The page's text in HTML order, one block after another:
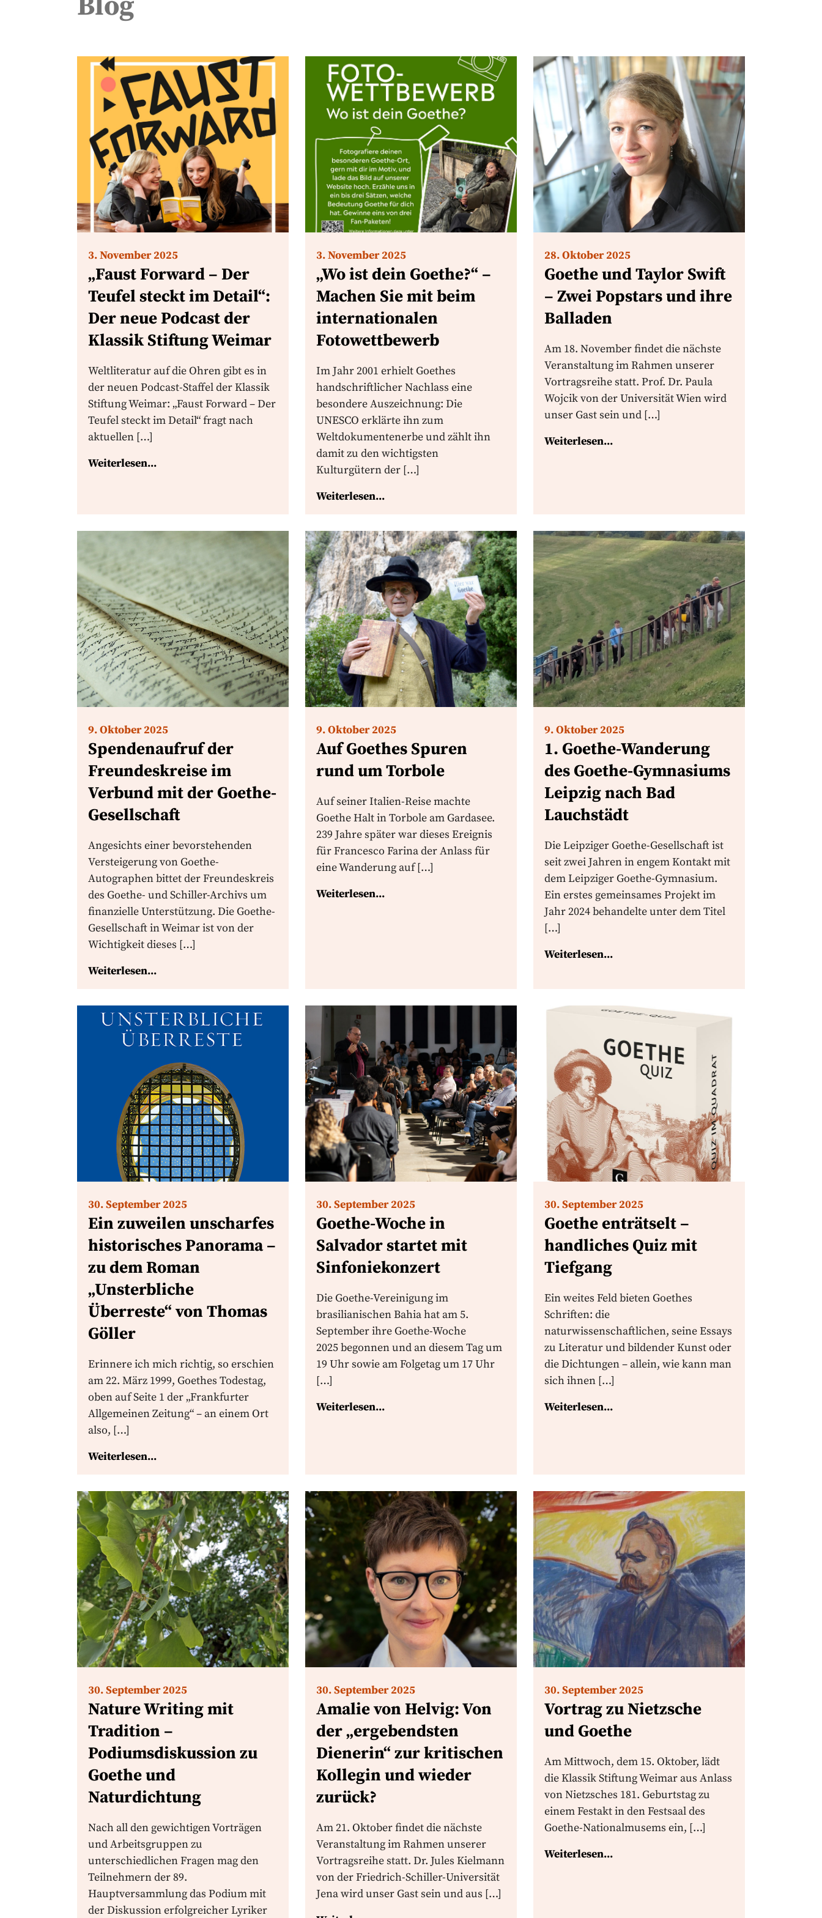
3. November 2025
„Faust Forward – Der
Teufel steckt im Detail“:
Der neue Podcast der
Klassik Stiftung Weimar
Weltliteratur auf die Ohren gibt es in
der neuen Podcast-Staffel der Klassik
Stiftung Weimar: „Faust Forward – Der
Teufel steckt im Detail“ fragt nach
aktuellen […]
Weiterlesen...
3. November 2025
„Wo ist dein Goethe?“ –
Machen Sie mit beim
internationalen
Fotowettbewerb
Im Jahr 2001 erhielt Goethes
handschriftlicher Nachlass eine
besondere Auszeichnung: Die
UNESCO erklärte ihn zum
Weltdokumentenerbe und zählt ihn
damit zu den wichtigsten
Kulturgütern der […]
Weiterlesen...
28. Oktober 2025
Goethe und Taylor Swift
– Zwei Popstars und ihre
Balladen
Am 18. November findet die nächste
Veranstaltung im Rahmen unserer
Vortragsreihe statt. Prof. Dr. Paula
Wojcik von der Universität Wien wird
unser Gast sein und […]
Weiterlesen...
9. Oktober 2025
Spendenaufruf der
Freundeskreise im
Verbund mit der Goethe-
Gesellschaft
Angesichts einer bevorstehenden
Versteigerung von Goethe-
Autographen bittet der Freundeskreis
des Goethe- und Schiller-Archivs um
finanzielle Unterstützung. Die Goethe-
Gesellschaft in Weimar ist von der
Wichtigkeit dieses […]
Weiterlesen...
9. Oktober 2025
Auf Goethes Spuren
rund um Torbole
Auf seiner Italien-Reise machte
Goethe Halt in Torbole am Gardasee.
239 Jahre später war dieses Ereignis
für Francesco Farina der Anlass für
eine Wanderung auf […]
Weiterlesen...
9. Oktober 2025
1. Goethe-Wanderung
des Goethe-Gymnasiums
Leipzig nach Bad
Lauchstädt
Die Leipziger Goethe-Gesellschaft ist
seit zwei Jahren in engem Kontakt mit
dem Leipziger Goethe-Gymnasium.
Ein erstes gemeinsames Projekt im
Jahr 2024 behandelte unter dem Titel
[…]
Weiterlesen...
30. September 2025
Ein zuweilen unscharfes
historisches Panorama –
zu dem Roman
„Unsterbliche
Überreste“ von Thomas
Göller
Erinnere ich mich richtig, so erschien
am 22. März 1999, Goethes Todestag,
oben auf Seite 1 der „Frankfurter
Allgemeinen Zeitung“ – an einem Ort
also, […]
Weiterlesen...
30. September 2025
Goethe-Woche in
Salvador startet mit
Sinfoniekonzert
Die Goethe-Vereinigung im
brasilianischen Bahia hat am 5.
September ihre Goethe-Woche
2025 begonnen und an diesem Tag um
19 Uhr sowie am Folgetag um 17 Uhr
[…]
Weiterlesen...
30. September 2025
Goethe enträtselt –
handliches Quiz mit
Tiefgang
Ein weites Feld bieten Goethes
Schriften: die
naturwissenschaftlichen, seine Essays
zu Literatur und bildender Kunst oder
die Dichtungen – allein, wie kann man
sich ihnen […]
Weiterlesen...
30. September 2025
Nature Writing mit
Tradition –
Podiumsdiskussion zu
Goethe und
Naturdichtung
Nach all den gewichtigen Vorträgen
und Arbeitsgruppen zu
unterschiedlichen Fragen mag den
Teilnehmern der 89.
Hauptversammlung das Podium mit
der Diskussion erfolgreicher Lyriker
30. September 2025
Amalie von Helvig: Von
der „ergebendsten
Dienerin“ zur kritischen
Kollegin und wieder
zurück?
Am 21. Oktober findet die nächste
Veranstaltung im Rahmen unserer
Vortragsreihe statt. Dr. Jules Kielmann
von der Friedrich-Schiller-Universität
Jena wird unser Gast sein und aus […]
30. September 2025
Vortrag zu Nietzsche
und Goethe
Am Mittwoch, dem 15. Oktober, lädt
die Klassik Stiftung Weimar aus Anlass
von Nietzsches 181. Geburtstag zu
einem Festakt in den Festsaal des
Goethe-Nationalmusems ein, […]
Weiterlesen...